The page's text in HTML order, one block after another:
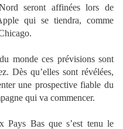
seront affinées lors de
qui se tiendra, comme
monde ces prévisions sont
Dès qu’elles sont révélées,
une prospective fiable du
qui va commencer.
Pays Bas que s’est tenu le